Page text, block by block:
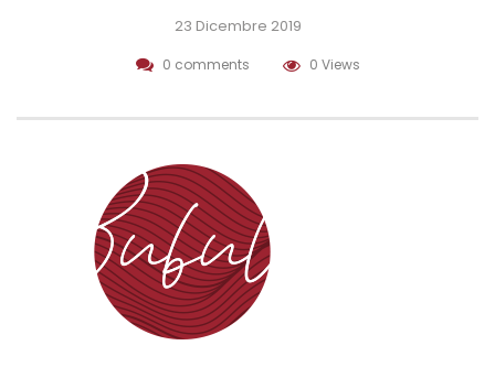
23 Dicembre 2019
0 comments 0 Views